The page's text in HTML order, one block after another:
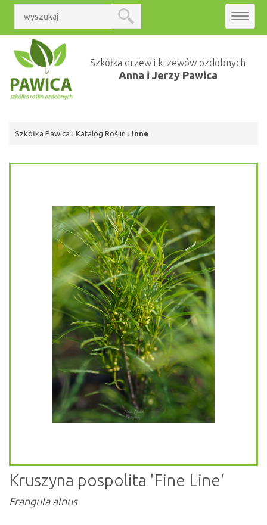
Szkółka drzew i krzewów ozdobnych
Anna i Jerzy Pawica
Toggle
Szkółka Pawica › Katalog Roślin › Inne
Kruszyna pospolita 'Fine Line'
Frangula alnus